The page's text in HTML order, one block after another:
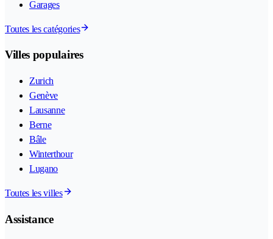
Garages
Toutes les catégories
Villes populaires
Zurich
Genève
Lausanne
Berne
Bâle
Winterthour
Lugano
Toutes les villes
Assistance